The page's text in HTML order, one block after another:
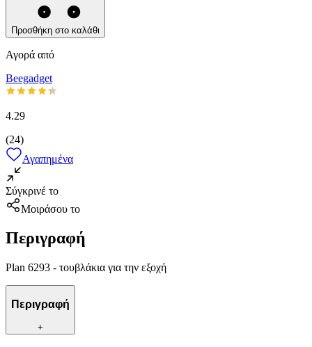
Προσθήκη στο καλάθι
Αγορά από
Beegadget
4.29
(24)
Αγαπημένα
Σύγκρινέ το
Μοιράσου το
Περιγραφή
Plan 6293 - τουβλάκια για την εξοχή
Περιγραφή
+